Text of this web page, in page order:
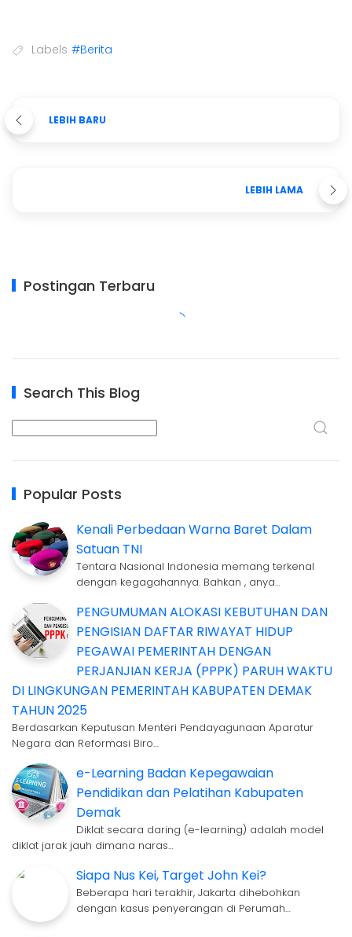
Labels #Berita
LEBIH BARU
LEBIH LAMA
Postingan Terbaru
Search This Blog
Popular Posts
Kenali Perbedaan Warna Baret Dalam
Satuan TNI
Tentara Nasional Indonesia memang terkenal
dengan kegagahannya. Bahkan , anya…
PENGUMUMAN ALOKASI KEBUTUHAN DAN
PENGISIAN DAFTAR RIWAYAT HIDUP
PEGAWAI PEMERINTAH DENGAN
PERJANJIAN KERJA (PPPK) PARUH WAKTU
DI LINGKUNGAN PEMERINTAH KABUPATEN DEMAK
TAHUN 2025
Berdasarkan Keputusan Menteri Pendayagunaan Aparatur
Negara dan Reformasi Biro…
e-Learning Badan Kepegawaian
Pendidikan dan Pelatihan Kabupaten
Demak
Diklat secara daring (e-learning) adalah model
diklat jarak jauh dimana naras…
Siapa Nus Kei, Target John Kei?
Beberapa hari terakhir, Jakarta dihebohkan
dengan kasus penyerangan di Perumah…